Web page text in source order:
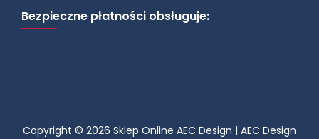
Bezpieczne płatności obsługuje:
Copyright © 2026 Sklep Online AEC Design | AEC Design